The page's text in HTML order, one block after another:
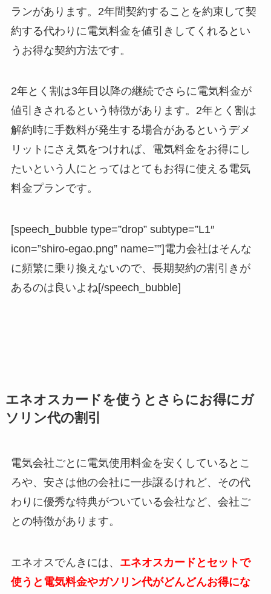
ランがあります。2年間契約することを約束して契
約する代わりに電気料金を値引きしてくれるとい
うお得な契約方法です。
2年とく割は3年目以降の継続でさらに電気料金が
値引きされるという特徴があります。2年とく割は
解約時に手数料が発生する場合があるというデメ
リットにさえ気をつければ、電気料金をお得にし
たいという人にとってはとてもお得に使える電気
料金プランです。
[speech_bubble type=”drop” subtype=”L1″
icon=”shiro-egao.png” name=””]電力会社はそんな
に頻繁に乗り換えないので、長期契約の割引きが
あるのは良いよね[/speech_bubble]
エネオスカードを使うとさらにお得にガ
ソリン代の割引
電気会社ごとに電気使用料金を安くしているとこ
ろや、安さは他の会社に一歩譲るけれど、その代
わりに優秀な特典がついている会社など、会社ご
との特徴があります。
エネオスでんきには、 エネオスカードとセットで
使うと電気料金やガソリン代がどんどんお得にな